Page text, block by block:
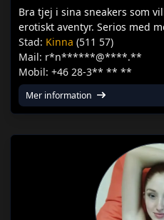
Bra tjej i sina sneakers som
erotiskt aventyr. Serios med
Stad: Kinna (511 57)
Mail: r*n******@****.**
Mobil: +46 28-3** ** **
Mer information